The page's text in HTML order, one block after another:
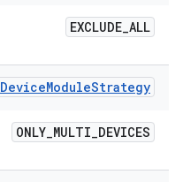
EXCLUDE_ALL
DeviceModuleStrategy
ONLY_MULTI_DEVICES